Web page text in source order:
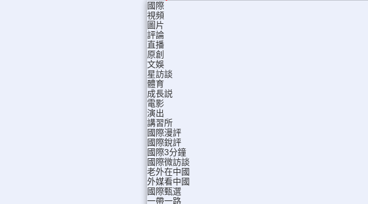
國際
視頻
圖片
評論
直播
原創
文娛
星訪談
體育
成長説
電影
演出
講習所
國際漫評
國際銳評
國際3分鐘
國際微訪談
老外在中國
外媒看中國
國際甄選
一帶一路